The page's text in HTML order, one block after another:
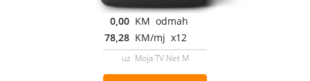
0,00 KM odmah
78,28 KM/mj x12
uz Moja TV Net M